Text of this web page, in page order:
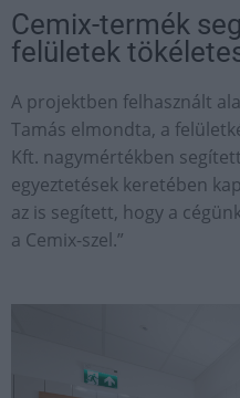
Cemix-termék
felületek
A projektben felhasznált
Tamás elmondta, a
Kft. nagymértékben
egyeztetések keretében
az is segített, hogy a
a Cemix-szel.”